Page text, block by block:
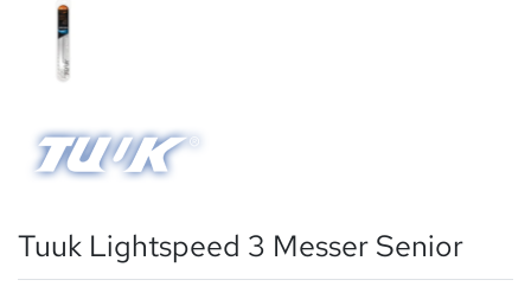
Tuuk Lightspeed 3 Messer Senior